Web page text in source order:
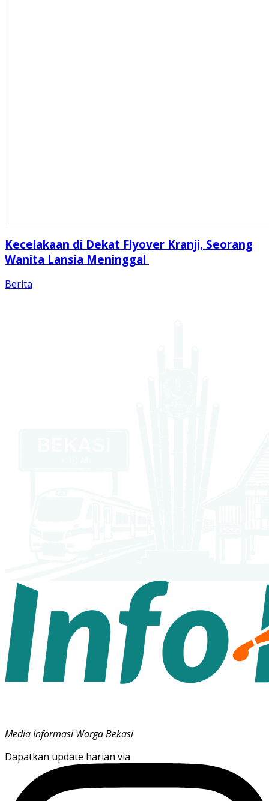
Kecelakaan di Dekat Flyover Kranji, Seorang
Wanita Lansia Meninggal
Berita
Media Informasi Warga Bekasi
Dapatkan update harian via